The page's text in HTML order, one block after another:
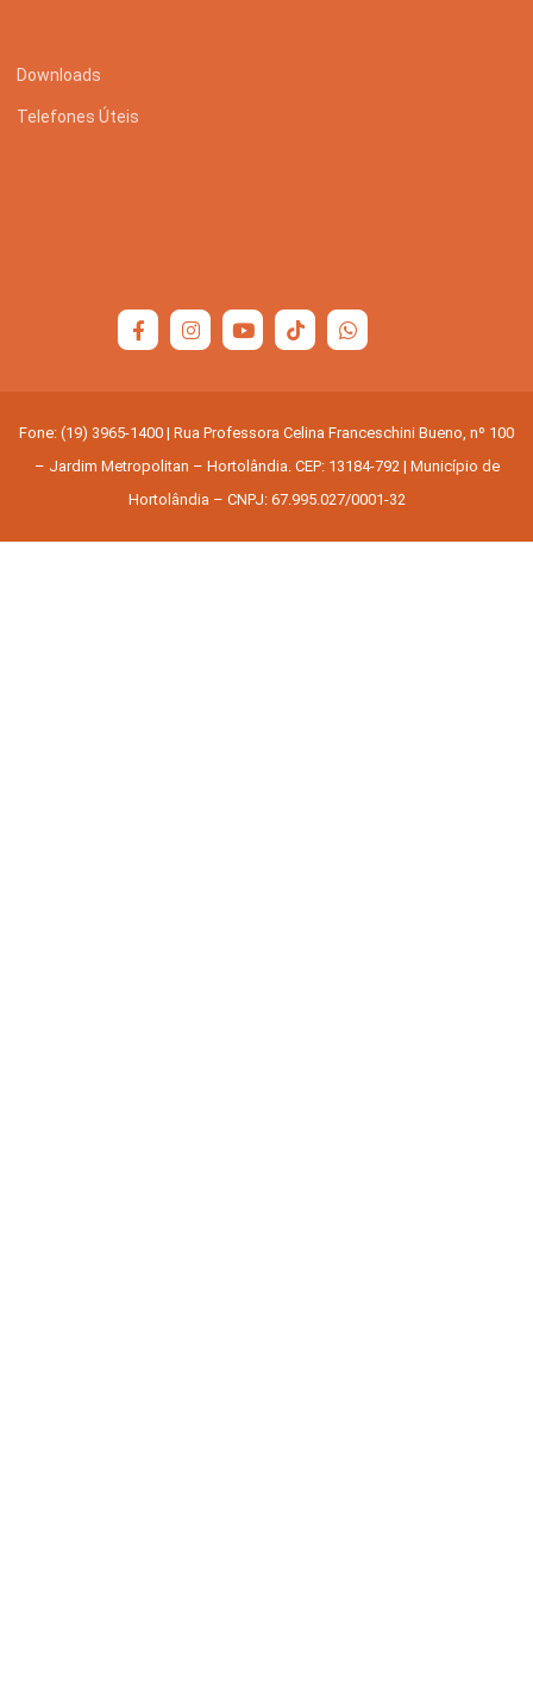
Downloads
Telefones Úteis
Fone: (19) 3965-1400 | Rua Professora Celina Franceschini Bueno, nº 100
– Jardim Metropolitan – Hortolândia. CEP: 13184-792 | Município de
Hortolândia – CNPJ: 67.995.027/0001-32